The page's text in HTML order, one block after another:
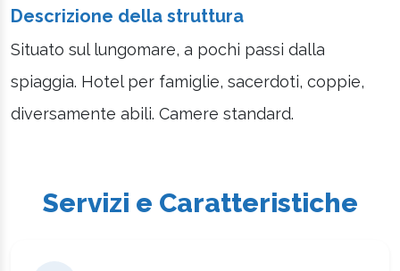
Descrizione della struttura
Situato sul lungomare, a pochi passi dalla
spiaggia. Hotel per famiglie, sacerdoti, coppie,
diversamente abili. Camere standard.
Servizi e Caratteristiche